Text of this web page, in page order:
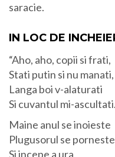
saracie.
IN LOC DE
“Aho, aho, copii si frati,
Stati putin si nu manati,
Langa boi v-alaturati
Si cuvantul mi-ascultati.
Maine anul se inoieste
Plugusorul se porneste
Si incepe a ura